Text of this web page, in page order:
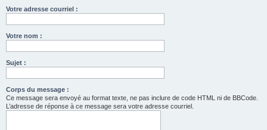
Votre adresse courriel :
Votre nom :
Sujet :
Corps du message :
Ce message sera envoyé au format texte, ne pas inclure de code HTML ni de BBCode.
L’adresse de réponse à ce message sera votre adresse courriel.